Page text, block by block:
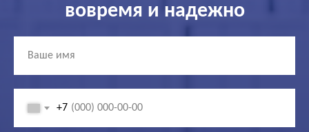
вовремя и надежно
+7